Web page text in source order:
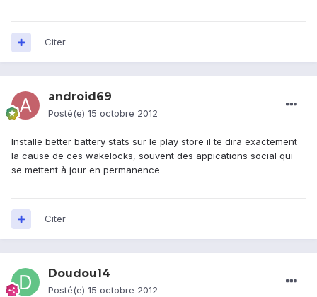
Citer
android69
Posté(e) 15 octobre 2012
Installe better battery stats sur le play store il te dira exactement
la cause de ces wakelocks, souvent des appications social qui
se mettent à jour en permanence
Citer
Doudou14
Posté(e) 15 octobre 2012